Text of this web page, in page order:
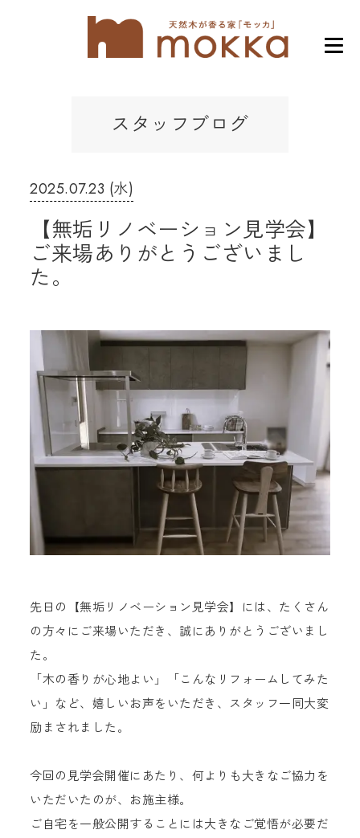
スタッフブログ
2025.07.23 (水)
【無垢リノベーション見学会】
ご来場ありがとうございまし
た。
先日の【無垢リノベーション見学会】には、たくさん
の方々にご来場いただき、誠にありがとうございまし
た。
「木の香りが心地よい」「こんなリフォームしてみた
い」など、嬉しいお声をいただき、スタッフ一同大変
励まされました。
今回の見学会開催にあたり、何よりも大きなご協力を
いただいたのが、お施主様。
ご自宅を一般公開することには大きなご覚悟が必要だ